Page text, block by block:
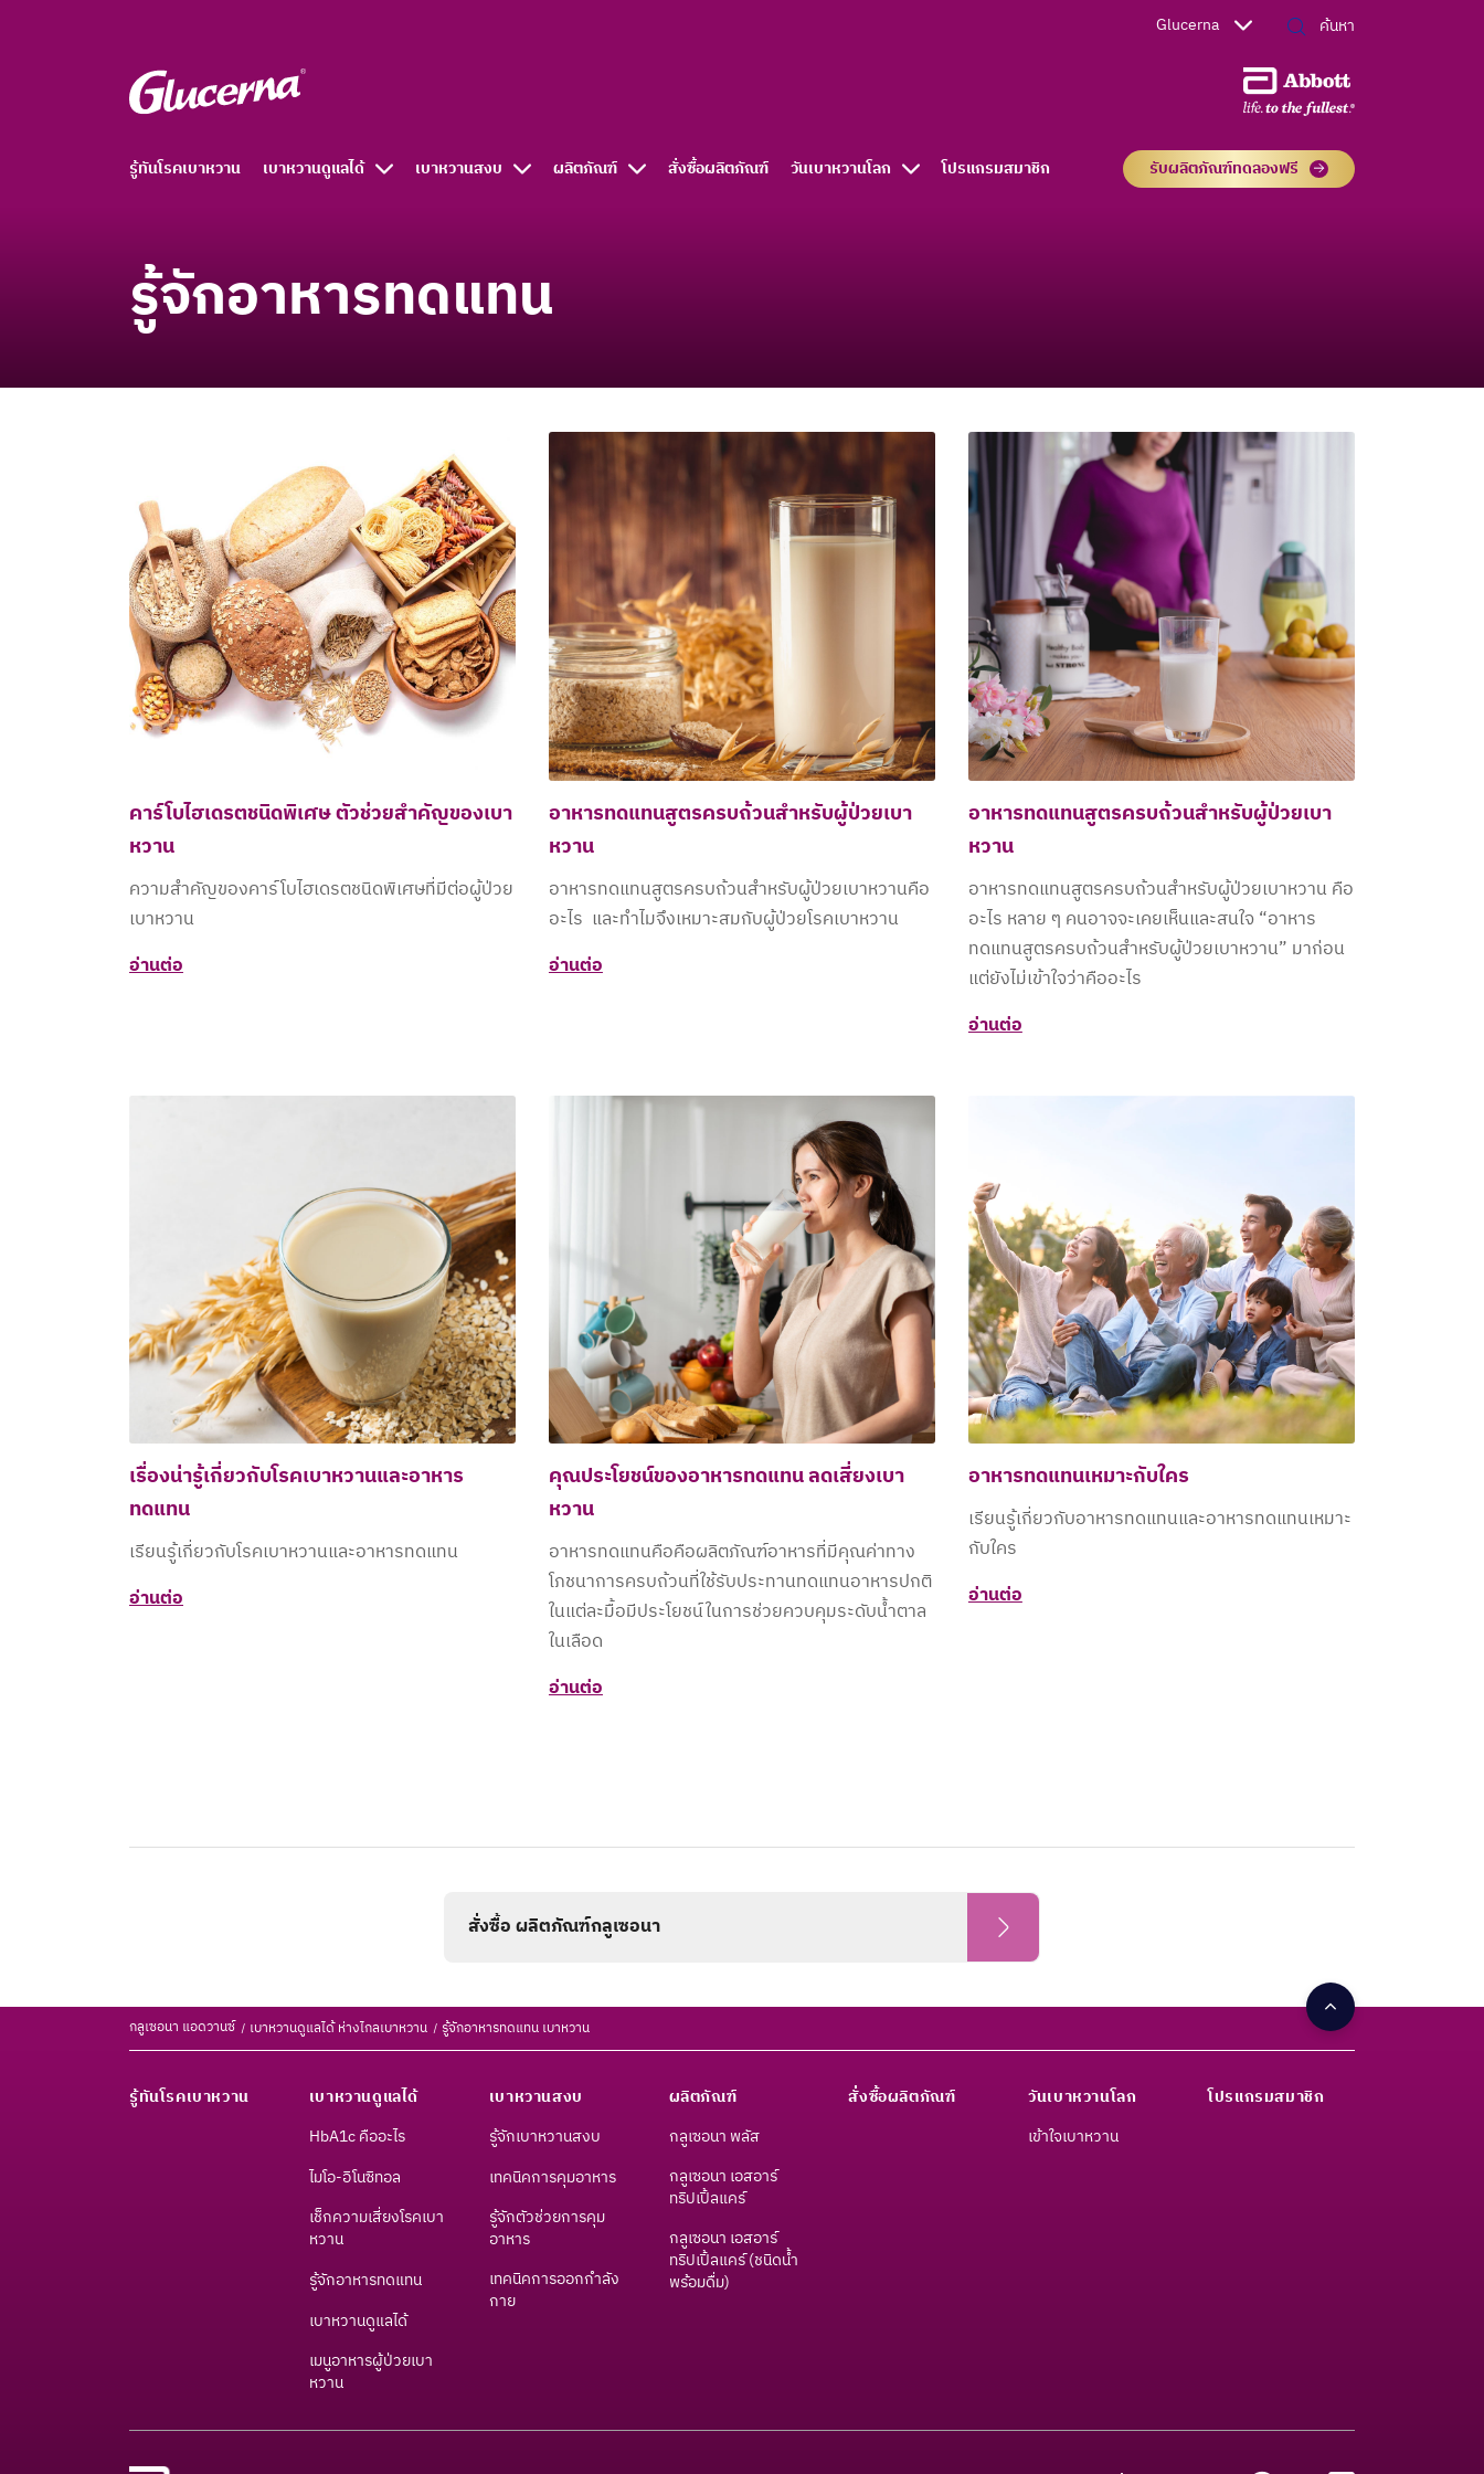
Glucerna
รู้ทันโรคเบาหวาน เบาหวานดูแลได้ เบาหวานสงบ ผลิตภัณฑ์ สั่งซื้อผลิตภัณฑ์​ วันเบาหวานโลก โปรแกรมสมาชิก รับผลิตภัณฑ์ทดลองฟรี
รู้จักอาหารทดแทน
คาร์โบไฮเดรตชนิดพิเศษ ตัวช่วยสำคัญของเบา
หวาน​
ความสำคัญของคาร์โบไฮเดรตชนิดพิเศษที่มีต่อผู้ป่วย
เบาหวาน​
อ่านต่อ
อาหารทดแทนสูตรครบถ้วนสำหรับผู้ป่วยเบา
หวาน​
อาหารทดแทนสูตรครบถ้วนสำหรับผู้ป่วยเบาหวานคือ
อะไร และทำไมจึงเหมาะสมกับผู้ป่วยโรคเบาหวาน​
อ่านต่อ
อาหารทดแทนสูตรครบถ้วนสำหรับผู้ป่วยเบา
หวาน
อาหารทดแทนสูตรครบถ้วนสำหรับผู้ป่วยเบาหวาน คือ
อะไร หลาย ๆ คนอาจจะเคยเห็นและสนใจ “อาหาร
ทดแทนสูตรครบถ้วนสำหรับผู้ป่วยเบาหวาน” มาก่อน
แต่ยังไม่เข้าใจว่าคืออะไร
อ่านต่อ
เรื่องน่ารู้เกี่ยวกับโรคเบาหวานและอาหาร
ทดแทน​
เรียนรู้เกี่ยวกับโรคเบาหวานและอาหารทดแทน​
อ่านต่อ
คุณประโยชน์ของอาหารทดแทน ลดเสี่ยงเบา
หวาน​
อาหารทดแทนคือคือผลิตภัณฑ์อาหารที่มีคุณค่าทาง
โภชนาการครบถ้วนที่ใช้รับประทานทดแทนอาหารปกติ
ในแต่ละมื้อมีประโยชน์ในการช่วยควบคุมระดับน้ำตาล
ในเลือด​
อ่านต่อ
อาหารทดแทนเหมาะกับใคร​
เรียนรู้เกี่ยวกับอาหารทดแทนและอาหารทดแทนเหมาะ
กับใคร​
อ่านต่อ
สั่งซื้อ ผลิตภัณฑ์กลูเซอนา
กลูเซอนา แอดวานซ์ เบาหวานดูแลได้ ห่างไกลเบาหวาน รู้จักอาหารทดแทน เบาหวาน
รู้ทันโรคเบาหวาน
เบาหวานดูแลได้
HbA1c คืออะไร
ไมโอ-อิโนซิทอล
เช็กความเสี่ยงโรคเบา
หวาน​
รู้จักอาหารทดแทน
เบาหวานดูแลได้
เมนูอาหารผู้ป่วยเบา
หวาน
เบาหวานสงบ
รู้จักเบาหวานสงบ
เทคนิคการคุมอาหาร
รู้จักตัวช่วยการคุม
อาหาร
เทคนิคการออกกำลัง
กาย
ผลิตภัณฑ์
กลูเซอนา พลัส
กลูเซอนา เอสอาร์
ทริปเปิ้ลแคร์
กลูเซอนา เอสอาร์
ทริปเปิ้ลแคร์ (ชนิดน้ำ
พร้อมดื่ม)
สั่งซื้อผลิตภัณฑ์
วันเบาหวานโลก
เข้าใจเบาหวาน
โปรแกรมสมาชิก